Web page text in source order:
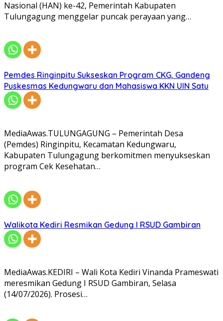
Nasional (HAN) ke-42, Pemerintah Kabupaten
Tulungagung menggelar puncak perayaan yang…
Pemdes Ringinpitu Sukseskan Program CKG, Gandeng
Puskesmas Kedungwaru dan Mahasiswa KKN UIN Satu
MediaAwas.TULUNGAGUNG – Pemerintah Desa
(Pemdes) Ringinpitu, Kecamatan Kedungwaru,
Kabupaten Tulungagung berkomitmen menyukseskan
program Cek Kesehatan…
Walikota Kediri Resmikan Gedung I RSUD Gambiran
MediaAwas.KEDIRI – Wali Kota Kediri Vinanda Prameswati
meresmikan Gedung I RSUD Gambiran, Selasa
(14/07/2026). Prosesi…